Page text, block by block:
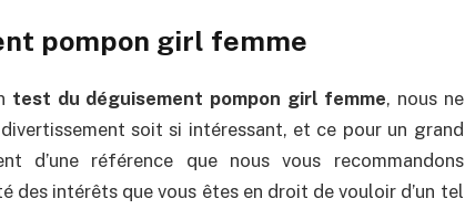
pompon girl femme
test du déguisement pompon girl femme, nous ne
soit si intéressant, et ce pour un grand
d’une référence que nous vous recommandons
des intérêts que vous êtes en droit de vouloir d’un tel